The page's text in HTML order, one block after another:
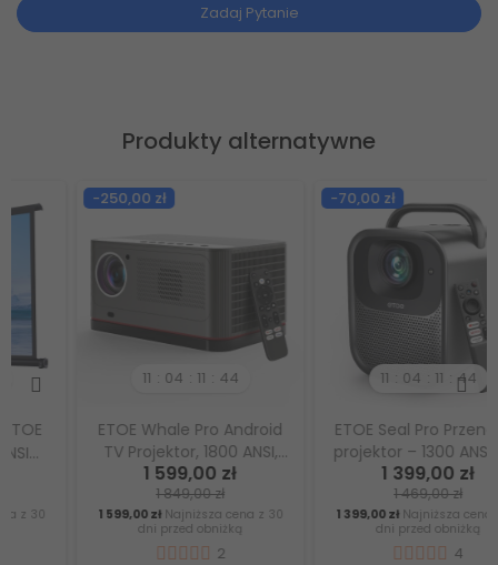
Zadaj Pytanie
Produkty alternatywne
-250,00 zł
11 43
ETOE Whale Pro Android
TV Projektor, 1800 ANSI,
automatyczna regulacja
ostrości i Keystone -
nowa wersja
1 599,00 zł
1 849,00 zł
1 599,00 złNajniższa cena z 30
dni przed obniżką
2
-70,00 zł
11 43
ETOE Seal Pro Przenośny
projektor – 1300 ANSI, Full
HD, Google TV, do kina
domowego, sypialni i
seansów na świeżym
powietrzu
1 399,00 zł
1 469,00 zł
1 399,00 złNajniższa cena z 30
dni przed obniżką
4